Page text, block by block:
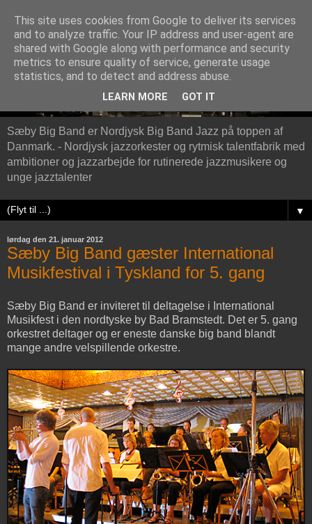
Sæby Big Band er Nordjysk Big Band Jazz på toppen af
Danmark. - Nordjysk jazzorkester og rytmisk talentfabrik med
ambitioner og jazzarbejde for rutinerede jazzmusikere og
unge jazztalenter
▼
lørdag den 21. januar 2012
Sæby Big Band gæster International
Musikfestival i Tyskland for 5. gang
Sæby Big Band er inviteret til deltagelse i International
Musikfest i den nordtyske by Bad Bramstedt. Det er 5. gang
orkestret deltager og er eneste danske big band blandt
mange andre velspillende orkestre.
This site uses cookies from Google to deliver its services
and to analyze traffic. Your IP address and user-agent are
shared with Google along with performance and security
metrics to ensure quality of service, generate usage
statistics, and to detect and address abuse.
LEARN MORE GOT IT